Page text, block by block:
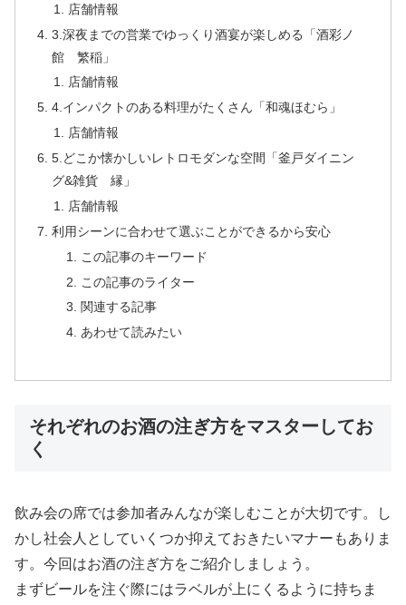
店舗情報
3.深夜までの営業でゆっくり酒宴が楽しめる「酒彩ノ
館 繁稲」
店舗情報
4.インパクトのある料理がたくさん「和魂ほむら」
店舗情報
5.どこか懐かしいレトロモダンな空間「釜戸ダイニン
グ&雑貨 縁」
店舗情報
利用シーンに合わせて選ぶことができるから安心
この記事のキーワード
この記事のライター
関連する記事
あわせて読みたい
それぞれのお酒の注ぎ方をマスターしてお
く
飲み会の席では参加者みんなが楽しむことが大切です。し
かし社会人としていくつか抑えておきたいマナーもありま
す。今回はお酒の注ぎ方をご紹介しましょう。
まずビールを注ぐ際にはラベルが上にくるように持ちま